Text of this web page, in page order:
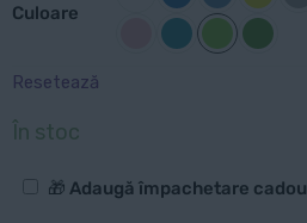
Culoare
Resetează
În stoc
Opțiuni
🎁 Adaugă împachetare cadou